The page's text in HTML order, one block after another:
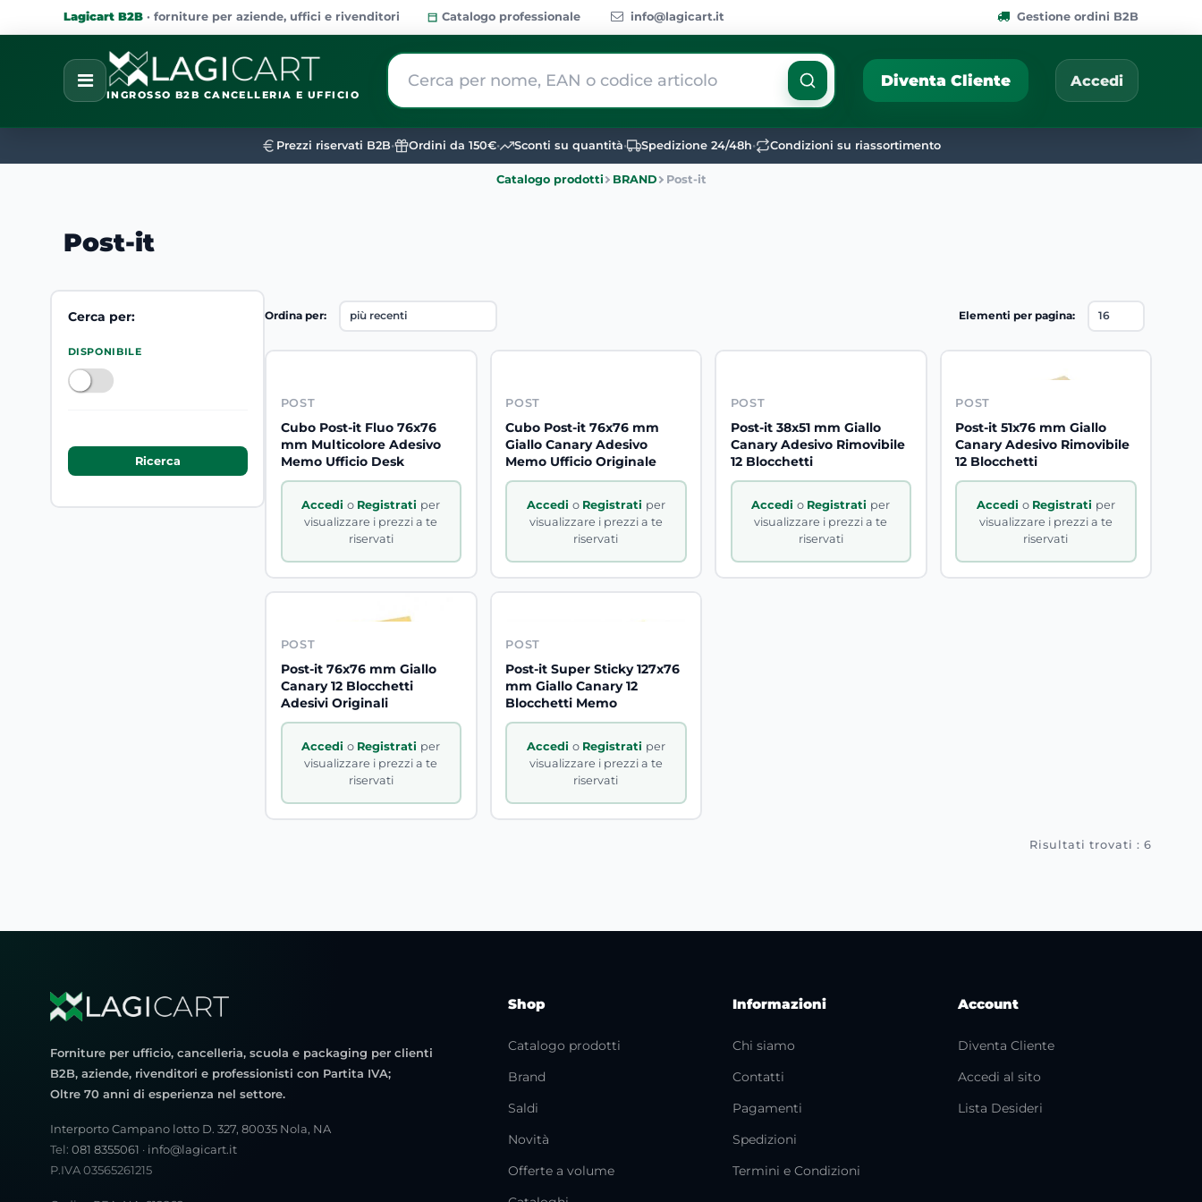
Lagicart B2B · forniture per aziende, uffici e rivenditori Catalogo professionale info@lagicart.it Gestione ordini B2B
OpenINGROSSO B2B CANCELLERIA E UFFICIO
La modifica di un filtro aggiorna automaticamente gli altri filtri disponibili. Cerca per nome,
Diventa Cliente Accedi
Prezzi riservati B2B• Ordini da 150€• Sconti su quantità• Spedizione 24/48h• Condizioni su riassortimento
Catalogo prodotti BRAND Post-it
Post-it
Cerca per:
La modifica di un filtro aggiorna automaticamente gli altri filtri disponibili.
DISPONIBILE
Ordina per: Elementi per pagina:
POST
Cubo Post-it Fluo 76x76
mm Multicolore Adesivo
Memo Ufficio Desk
Accedio Registrati per
visualizzare i prezzi a te
riservati
POST
Cubo Post-it 76x76 mm
Giallo Canary Adesivo
Memo Ufficio Originale
Accedi o Registrati per
visualizzare i prezzi a te
riservati
POST
Post-it 38x51 mm Giallo
Canary Adesivo Rimovibile
12 Blocchetti
Accedio Registrati per
visualizzare i prezzi a te
riservati
POST
Post-it 51x76 mm Giallo
Canary Adesivo Rimovibile
12 Blocchetti
Accedi o Registrati per
visualizzare i prezzi a te
riservati
POST
Post-it 76x76 mm Giallo
Canary 12 Blocchetti
Adesivi Originali
Accedio Registrati per
visualizzare i prezzi a te
riservati
POST
Post-it Super Sticky 127x76
mm Giallo Canary 12
Blocchetti Memo
Accedi o Registrati per
visualizzare i prezzi a te
riservati
Risultati trovati : 6
Forniture per ufficio, cancelleria, scuola e packaging per clienti
B2B, aziende, rivenditori e professionisti con Partita IVA;
Oltre 70 anni di esperienza nel settore.
Interporto Campano lotto D. 327, 80035 Nola, NA
Tel: 081 8355061 · info@lagicart.it
P.IVA 03565261215
Shop
Catalogo prodotti
Brand
Saldi
Novità
Offerte a volume
Informazioni
Chi siamo
Contatti
Pagamenti
Spedizioni
Termini e Condizioni
Account
Diventa Cliente
Accedi al sito
Lista Desideri